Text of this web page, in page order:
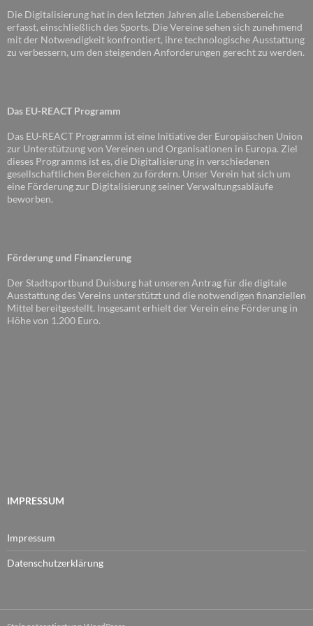
Die Digitalisierung hat in den letzten Jahren alle Lebensbereiche
erfasst, einschließlich des Sports. Die Vereine sehen sich zunehmend
mit der Notwendigkeit konfrontiert, ihre technologische Ausstattung
zu verbessern, um den steigenden Anforderungen gerecht zu werden.
Das EU-REACT Programm
Das EU-REACT Programm ist eine Initiative der Europäischen Union
zur Unterstützung von Vereinen und Organisationen in Europa. Ziel
dieses Programms ist es, die Digitalisierung in verschiedenen
gesellschaftlichen Bereichen zu fördern. Unser Verein hat sich um
eine Förderung zur Digitalisierung seiner Verwaltungsabläufe
beworben.
Förderung und Finanzierung
Der Stadtsportbund Duisburg hat unseren Antrag für die digitale
Ausstattung des Vereins unterstützt und die notwendigen finanziellen
Mittel bereitgestellt. Insgesamt erhielt der Verein eine Förderung in
Höhe von 1.200 Euro.
IMPRESSUM
Impressum
Datenschutzerklärung